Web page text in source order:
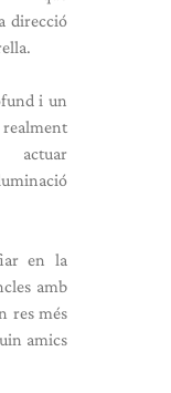
direcció
i un
actuar
en la
amb
res més
amics